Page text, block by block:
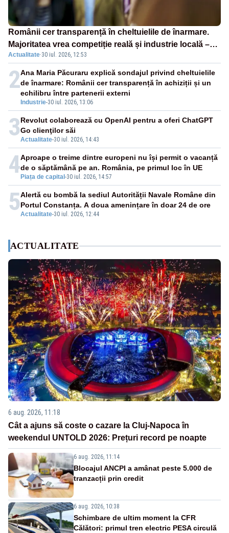
Românii cer transparență în cheltuielile de înarmare.
Majoritatea vrea competiție reală și industrie locală –
SONDAJ
Actualitate·30 iul. 2026, 12:53
2
Industrie-30 iul. 2026, 13:06
Ana Maria Păcuraru explică sondajul privind cheltuielile
de înarmare: Românii cer transparență în achiziții și un
echilibru între partenerii externi
3Actualitate-30 iul. 2026, 14:43
Revolut colaborează cu OpenAI pentru a oferi ChatGPT
Go clienţilor săi
4 Piața de capital -30 iul. 2026, 14:57
Aproape o treime dintre europeni nu își permit o vacanță
de o săptămână pe an. România, pe primul loc în UE
5Actualitate-30 iul. 2026, 12:44
Alertă cu bombă la sediul Autorității Navale Române din
Portul Constanța. A doua amenințare în doar 24 de ore
ACTUALITATE
6 aug. 2026, 11:18
Cât a ajuns să coste o cazare la Cluj-Napoca în
weekendul UNTOLD 2026: Prețuri record pe noapte
6 aug. 2026, 11:14
Blocajul ANCPI a amânat peste 5.000 de
tranzacții prin credit
6 aug. 2026, 10:38
Schimbare de ultim moment la CFR
Călători: primul tren electric PESA circulă